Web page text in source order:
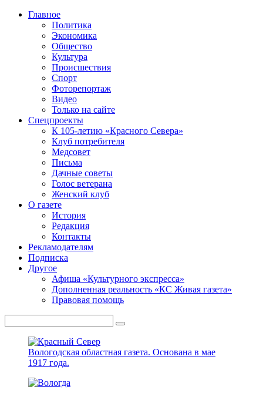
Главное
Политика
Экономика
Общество
Культура
Происшествия
Спорт
Фоторепортаж
Видео
Только на сайте
Спецпроекты
К 105-летию «Красного Севера»
Клуб потребителя
Медсовет
Письма
Дачные советы
Голос ветерана
Женский клуб
О газете
История
Редакция
Контакты
Рекламодателям
Подписка
Другое
Афиша «Культурного экспресса»
Дополненная реальность «КС Живая газета»
Правовая помощь
Вологодская областная газета. Основана в мае
1917 года.